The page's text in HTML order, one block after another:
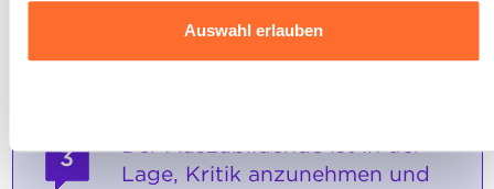
Ausführlichere Informationen darüber, wie wir Cookies
Auswahl erlauben
3
Der Auszubildende ist in der
Lage, Kritik anzunehmen und